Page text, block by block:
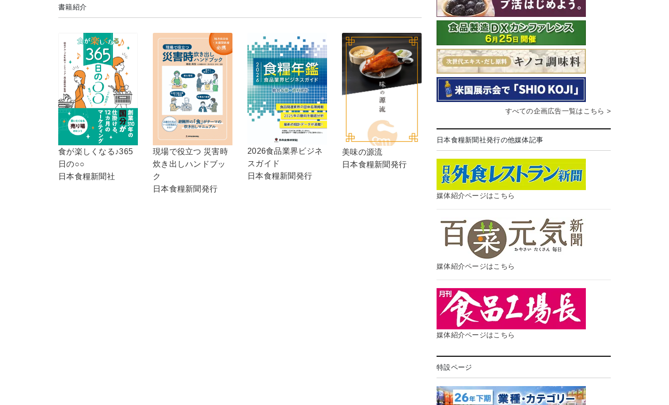
書籍紹介
食が楽しくなる♪365
日の○○
日本食糧新聞社
現場で役立つ 災害時
炊き出しハンドブッ
ク
日本食糧新聞発行
2026食品業界ビジネ
スガイド
日本食糧新聞発行
美味の源流
日本食糧新聞発行
すべての企画広告一覧はこちら >
日本食糧新聞社発行の他媒体記事
媒体紹介ページはこちら
媒体紹介ページはこちら
媒体紹介ページはこちら
特設ページ